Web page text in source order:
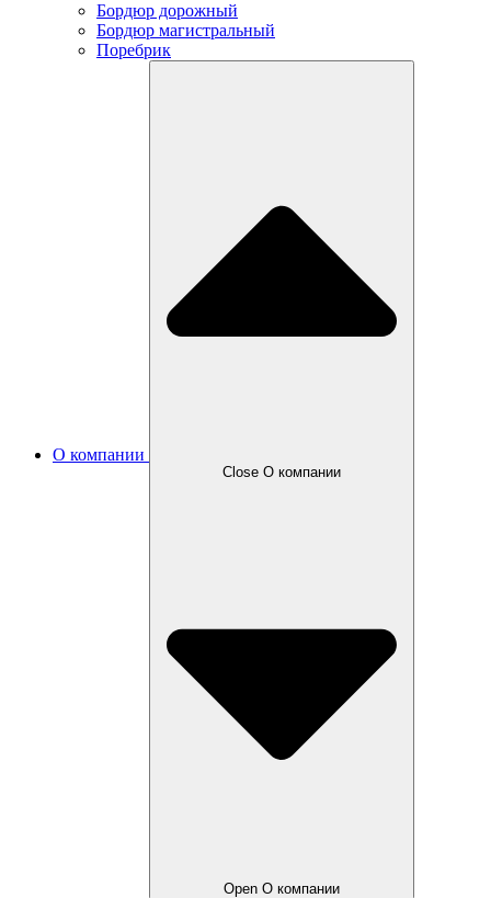
Бордюр дорожный
Бордюр магистральный
Поребрик
О компании
Close О компании
Open О компании